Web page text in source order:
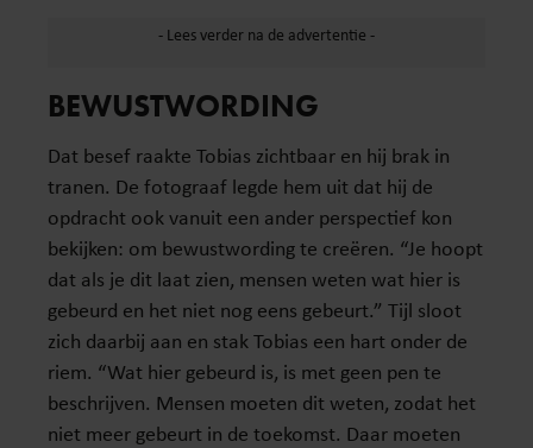
BEWUSTWORDING
Dat besef raakte Tobias zichtbaar en hij brak in
tranen. De fotograaf legde hem uit dat hij de
opdracht ook vanuit een ander perspectief kon
bekijken: om bewustwording te creëren. “Je hoopt
dat als je dit laat zien, mensen weten wat hier is
gebeurd en het niet nog eens gebeurt.” Tijl sloot
zich daarbij aan en stak Tobias een hart onder de
riem. “Wat hier gebeurd is, is met geen pen te
beschrijven. Mensen moeten dit weten, zodat het
niet meer gebeurt in de toekomst. Daar moeten